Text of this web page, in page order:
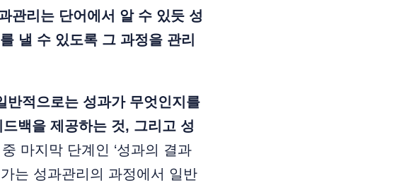
관리는 단어에서 알 수 있듯 성
낼 수 있도록 그 과정을 관리
반적으로는 성과가 무엇인지를
백을 제공하는 것, 그리고 성
마지막 단계인 ‘성과의 결과
는 성과관리의 과정에서 일반